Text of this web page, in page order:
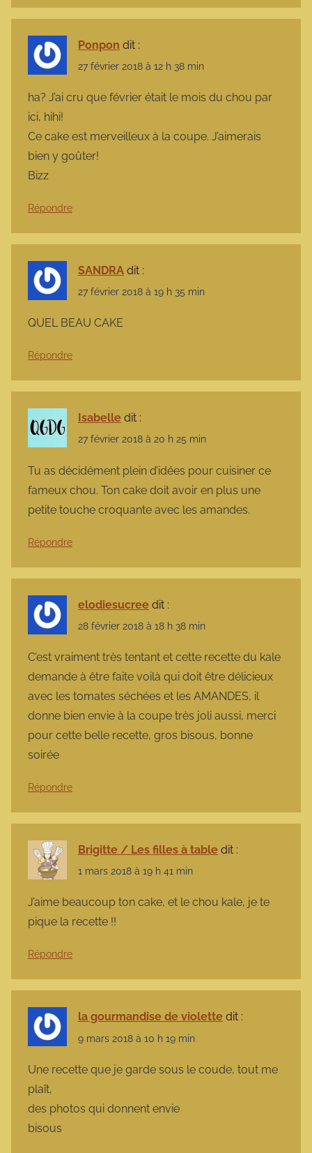
Ponpon dit :
27 février 2018 à 12 h 38 min
ha? J’ai cru que février était le mois du chou par
ici, hihi!
Ce cake est merveilleux à la coupe. J’aimerais
bien y goûter!
Bizz
Répondre
SANDRA dit :
27 février 2018 à 19 h 35 min
QUEL BEAU CAKE
Répondre
Isabelle dit :
27 février 2018 à 20 h 25 min
Tu as décidément plein d’idées pour cuisiner ce
fameux chou. Ton cake doit avoir en plus une
petite touche croquante avec les amandes.
Répondre
elodiesucree dit :
28 février 2018 à 18 h 38 min
C’est vraiment très tentant et cette recette du kale
demande à être faite voilà qui doit être délicieux
avec les tomates séchées et les AMANDES, il
donne bien envie à la coupe très joli aussi, merci
pour cette belle recette, gros bisous, bonne
soirée
Répondre
Brigitte / Les filles à table dit :
1 mars 2018 à 19 h 41 min
J’aime beaucoup ton cake, et le chou kale, je te
pique la recette !!
Répondre
la gourmandise de violette dit :
9 mars 2018 à 10 h 19 min
Une recette que je garde sous le coude, tout me
plaît,
des photos qui donnent envie
bisous